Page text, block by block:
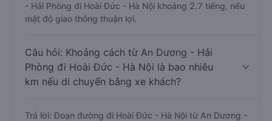
- Hải Phòng đi Hoài Đức - Hà Nội khoảng 2.7 tiếng, nếu
mật độ giao thông thuận lợi.
Câu hỏi: Khoảng cách từ An Dương - Hải
Phòng đi Hoài Đức - Hà Nội là bao nhiêu
km nếu di chuyển bằng xe khách?
Trả lời: Đoạn đường đi Hoài Đức - Hà Nội từ An Dương -